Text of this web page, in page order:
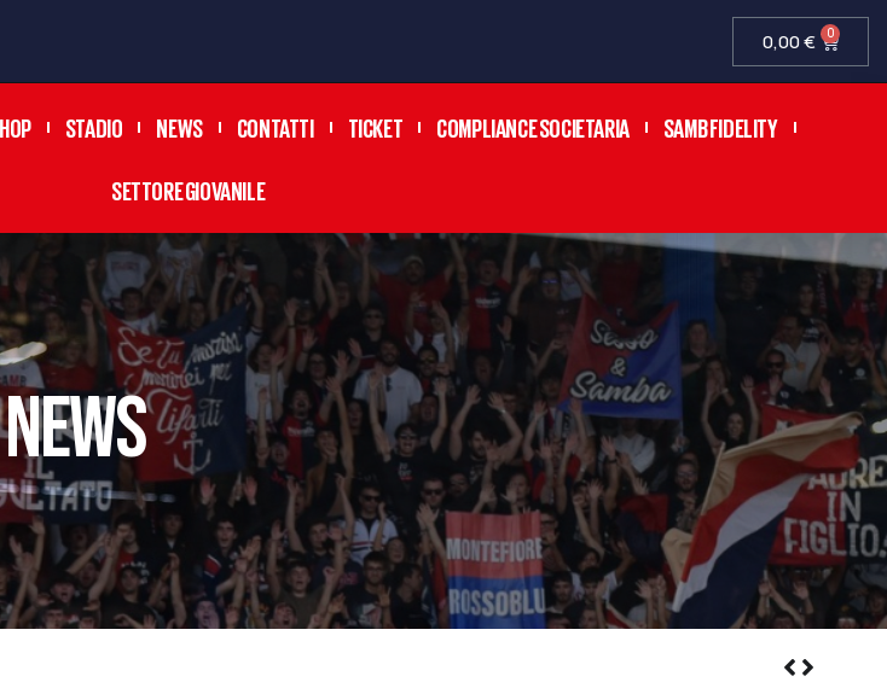
0,00€ 0
STADIO NEWS CONTATTI TICKET COMPLIANCE SOCIETARIA SAMB FIDELITY
SETTORE GIOVANILE
news